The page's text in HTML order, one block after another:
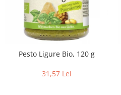
Pesto Ligure Bio, 120 g
31,57 Lei